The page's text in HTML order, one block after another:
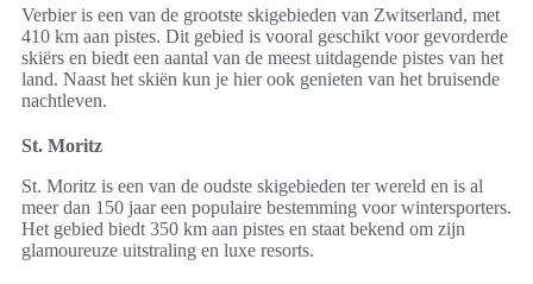
Verbier is een van de grootste skigebieden van Zwitserland, met
410 km aan pistes. Dit gebied is vooral geschikt voor gevorderde
skiërs en biedt een aantal van de meest uitdagende pistes van het
land. Naast het skiën kun je hier ook genieten van het bruisende
nachtleven.
St. Moritz
St. Moritz is een van de oudste skigebieden ter wereld en is al
meer dan 150 jaar een populaire bestemming voor wintersporters.
Het gebied biedt 350 km aan pistes en staat bekend om zijn
glamoureuze uitstraling en luxe resorts.